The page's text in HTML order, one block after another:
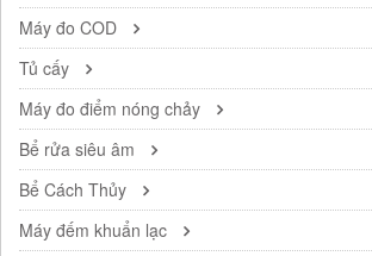
Máy đo COD
Tủ cấy
Máy đo điểm nóng chảy
Bể rửa siêu âm
Bể Cách Thủy
Máy đếm khuẩn lạc